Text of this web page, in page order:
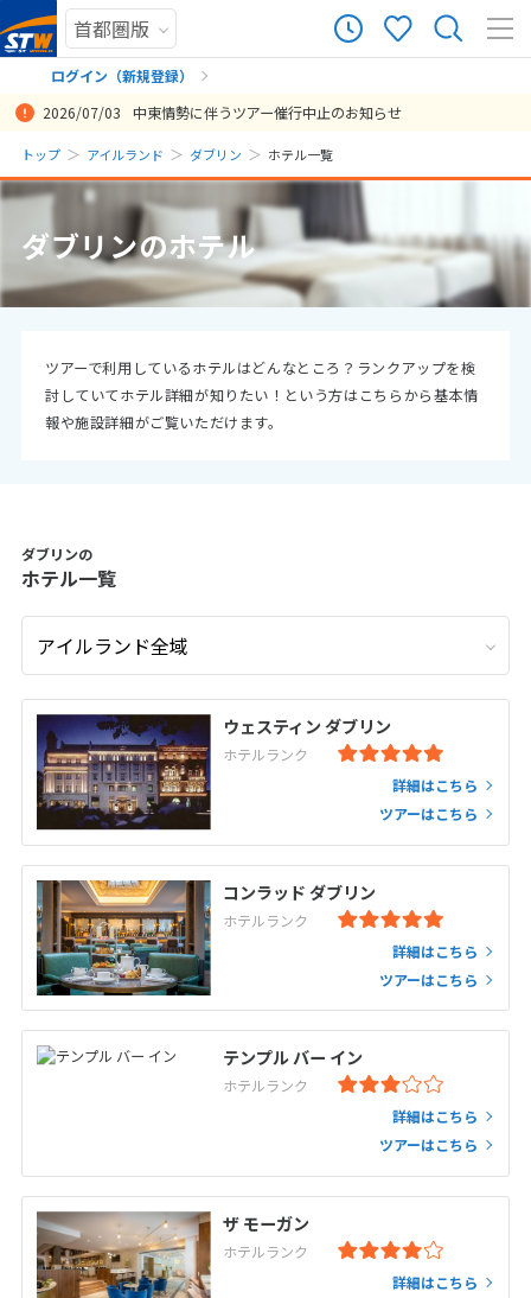
ログイン（新規登録）
まだ履歴がありません
まだ登録がありません
2026/07/03 中東情勢に伴うツアー催行中止のお知らせ
トップ アイルランド ダブリン ホテル一覧
ダブリンのホテル
ツアーで利用しているホテルはどんなところ？ランクアップを検
討していてホテル詳細が知りたい！という方はこちらから基本情
報や施設詳細がご覧いただけます。
ダブリンの
ホテル一覧
ウェスティン ダブリン
ホテルランク
詳細はこちら
ツアーはこちら
コンラッド ダブリン
ホテルランク
詳細はこちら
ツアーはこちら
テンプル バー イン
ホテルランク
詳細はこちら
ツアーはこちら
ザ モーガン
ホテルランク
詳細はこちら